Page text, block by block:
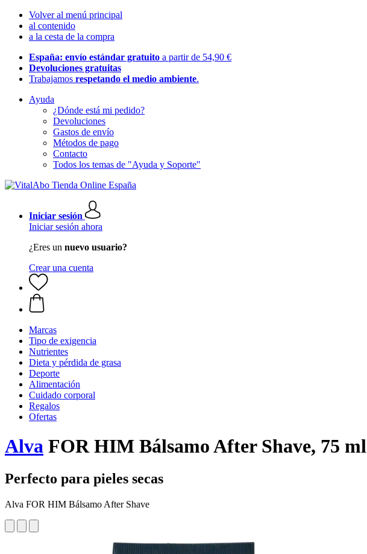
Volver al menú principal
al contenido
a la cesta de la compra
España: envío estándar gratuito a partir de 54,90 €
Devoluciones gratuitas
Trabajamos respetando el medio ambiente.
Ayuda
¿Dónde está mi pedido?
Devoluciones
Gastos de envío
Métodos de pago
Contacto
Todos los temas de "Ayuda y Soporte"
Iniciar sesión
Iniciar sesión ahora
¿Eres un nuevo usuario?
Crear una cuenta
Marcas
Tipo de exigencia
Nutrientes
Dieta y pérdida de grasa
Deporte
Alimentación
Cuidado corporal
Regalos
Ofertas
Alva FOR HIM Bálsamo After Shave, 75 ml
Perfecto para pieles secas
Alva FOR HIM Bálsamo After Shave